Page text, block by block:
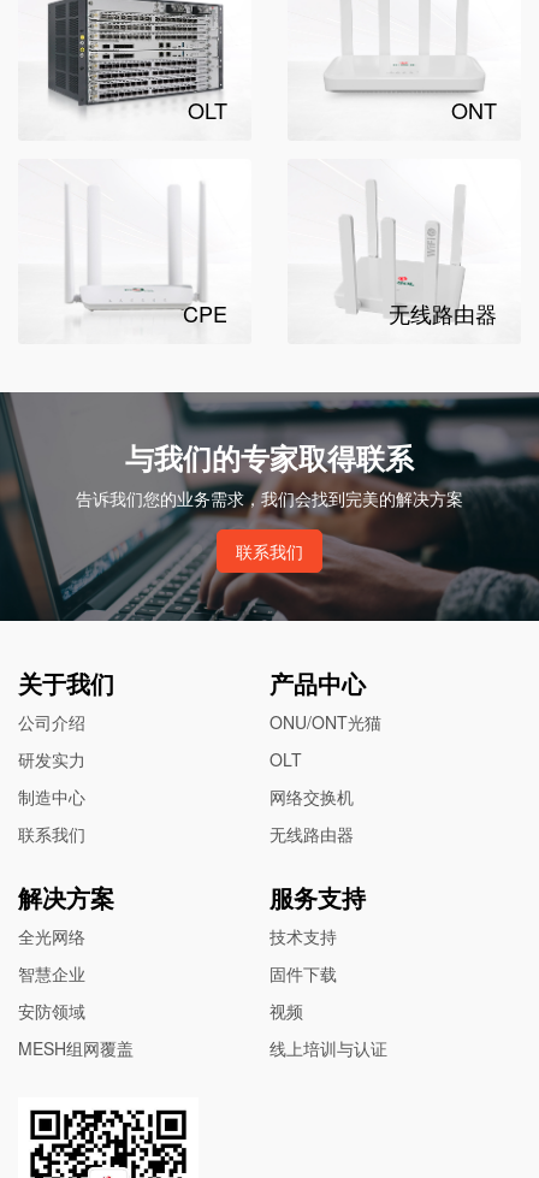
OLT ONT
CPE 无线路由器
与我们的专家取得联系
告诉我们您的业务需求，我们会找到完美的解决方案
联系我们
关于我们
公司介绍
研发实力
制造中心
联系我们
产品中心
ONU/ONT光猫
OLT
网络交换机
无线路由器
解决方案
全光网络
智慧企业
安防领域
MESH组网覆盖
服务支持
技术支持
固件下载
视频
线上培训与认证